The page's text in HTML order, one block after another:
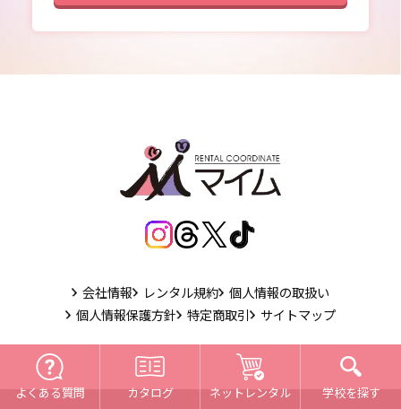
よくある質問 カタログ ネットレンタル 学校を探す
会社情報 レンタル規約 個人情報の取扱い
個人情報保護方針 特定商取引 サイトマップ